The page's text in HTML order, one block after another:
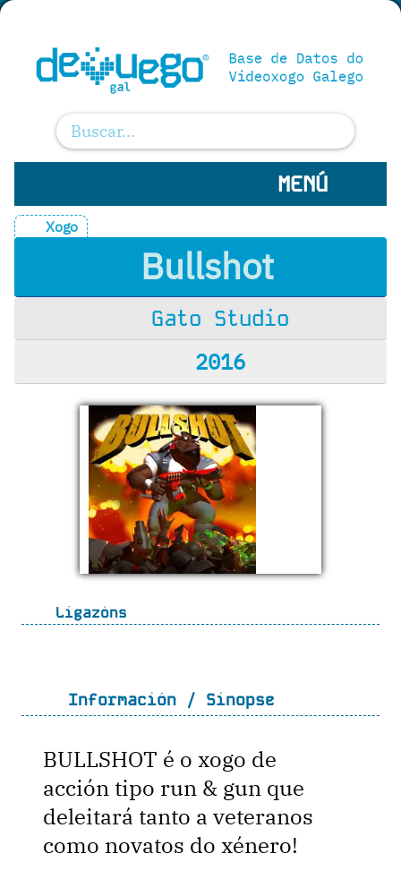
MENÚ
Xogo
Bullshot
Gato Studio
2016
Ligazóns
Información / Sinopse
BULLSHOT é o xogo de
acción tipo run & gun que
deleitará tanto a veteranos
como novatos do xénero!